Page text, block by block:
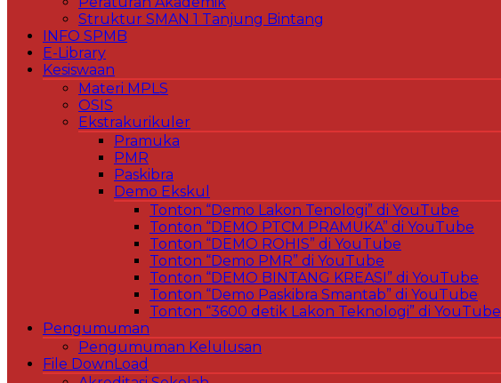
Struktur SMAN 1 Tanjung Bintang
INFO SPMB
E-Library
Kesiswaan
Materi MPLS
OSIS
Ekstrakurikuler
Pramuka
PMR
Paskibra
Demo Ekskul
Tonton “Demo Lakon Tenologi” di YouTube
Tonton “DEMO PTCM PRAMUKA” di YouTube
Tonton “DEMO ROHIS” di YouTube
Tonton “Demo PMR” di YouTube
Tonton “DEMO BINTANG KREASI” di YouTube
Tonton “Demo Paskibra Smantab” di YouTube
Tonton “3600 detik Lakon Teknologi” di YouTube
Pengumuman
Pengumuman Kelulusan
File DownLoad